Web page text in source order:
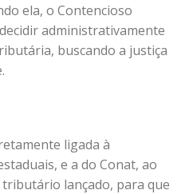
ela, o Contencioso
administrativamente
buscando a justiça
ligada à
e a do Conat, ao
lançado, para que